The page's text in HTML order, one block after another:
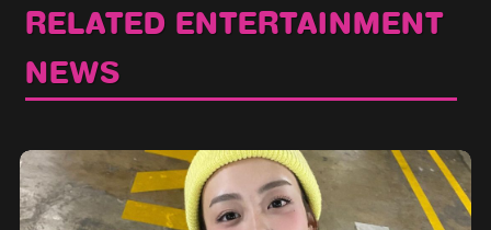
RELATED ENTERTAINMENT
NEWS